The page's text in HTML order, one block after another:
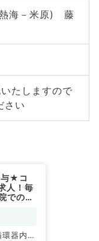
熱海－米原) 藤
たしますので
さい
与★コ
人！毎
での外
器内